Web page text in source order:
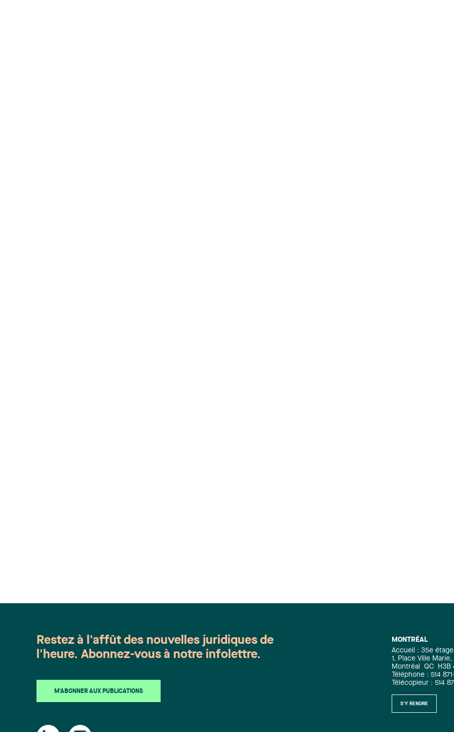
MONTRÉAL
Accueil : 35e étage
1, Place Ville
Montréal
QC
H3B
Téléphone : 514
Télécopieur : 514
S'Y RENDRE
Restez à l'affût des nouvelles juridiques de
l'heure. Abonnez-vous à notre infolettre.
M'ABONNER AUX PUBLICATIONS